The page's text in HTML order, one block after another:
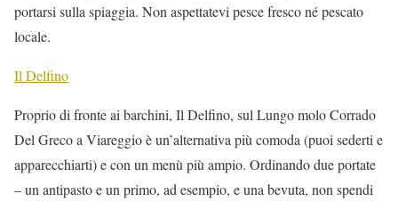
portarsi sulla spiaggia. Non aspettatevi pesce fresco né pescato
locale.
Il Delfino
Proprio di fronte ai barchini, Il Delfino, sul Lungo molo Corrado
Del Greco a Viareggio è un’alternativa più comoda (puoi sederti e
apparecchiarti) e con un menù più ampio. Ordinando due portate
– un antipasto e un primo, ad esempio, e una bevuta, non spendi